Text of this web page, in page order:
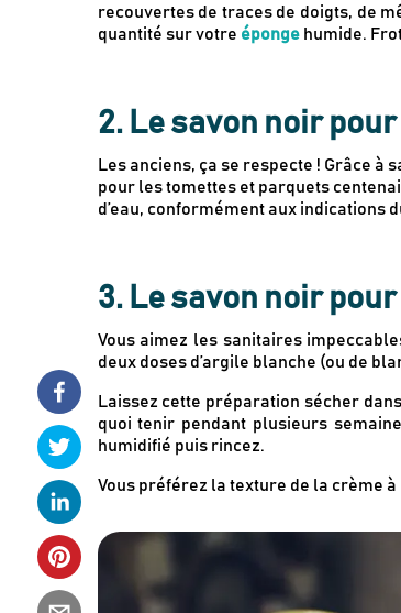
recouvertes de traces de doigts, de
quantité sur votre épongehumide.
2. Le savon noir
Les anciens, ça se respecte ! Grâce à
pour les tomettes et parquets
d’eau, conformément aux indications
3. Le savon noir
Vous aimez les sanitaires
deux doses d’argile blanche (ou de
Laissez cette préparation sécher
quoi tenir pendant plusieurs
humidifié puis rincez.
Vous préférez la texture de la crème